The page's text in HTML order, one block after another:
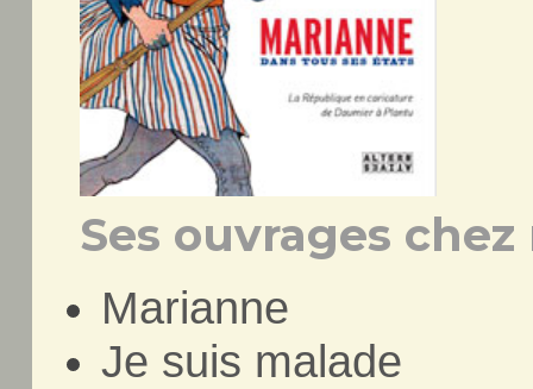
Ses ouvrages chez
Marianne
Je suis malade